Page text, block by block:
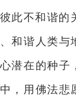
此不和谐的
和谐人类
潜在的种
，用佛法